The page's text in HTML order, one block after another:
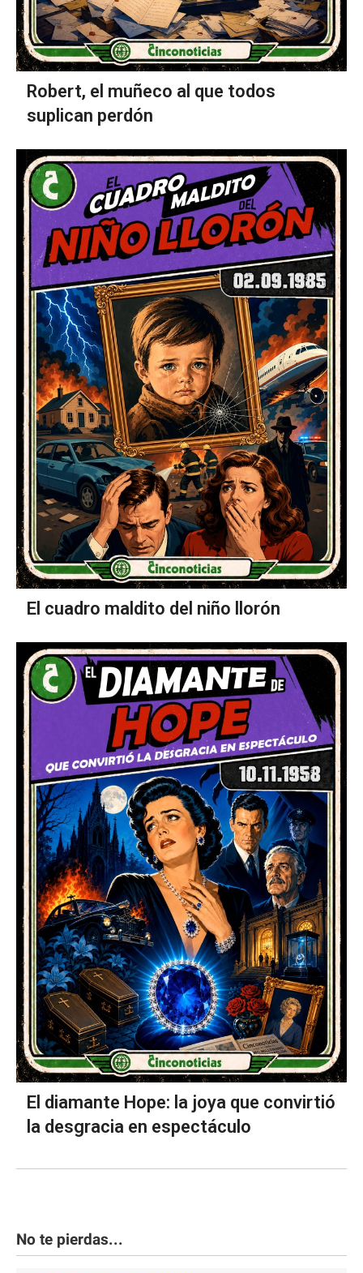
Robert, el muñeco al que todos
suplican perdón
El cuadro maldito del niño llorón
El diamante Hope: la joya que convirtió
la desgracia en espectáculo
No te pierdas...